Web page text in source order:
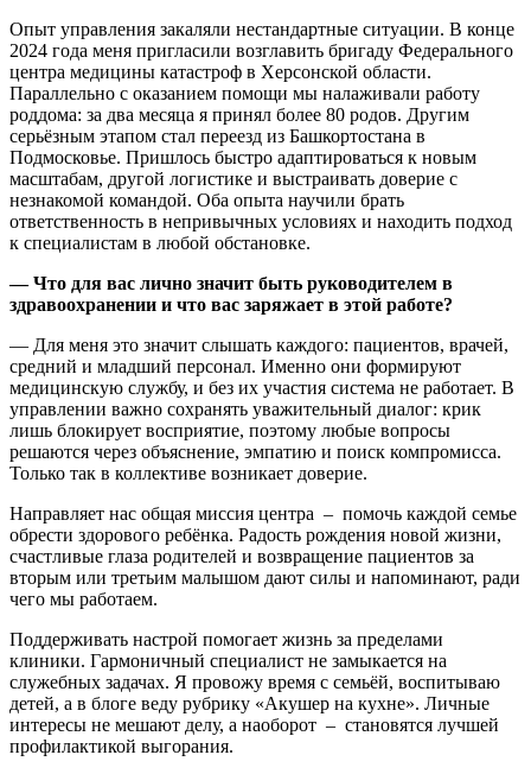
Опыт управления закаляли нестандартные ситуации. В конце
2024 года меня пригласили возглавить бригаду Федерального
центра медицины катастроф в Херсонской области.
Параллельно с оказанием помощи мы налаживали работу
роддома: за два месяца я принял более 80 родов. Другим
серьёзным этапом стал переезд из Башкортостана в
Подмосковье. Пришлось быстро адаптироваться к новым
масштабам, другой логистике и выстраивать доверие с
незнакомой командой. Оба опыта научили брать
ответственность в непривычных условиях и находить подход
к специалистам в любой обстановке.
— Что для вас лично значит быть руководителем в
здравоохранении и что вас заряжает в этой работе?
— Для меня это значит слышать каждого: пациентов, врачей,
средний и младший персонал. Именно они формируют
медицинскую службу, и без их участия система не работает. В
управлении важно сохранять уважительный диалог: крик
лишь блокирует восприятие, поэтому любые вопросы
решаются через объяснение, эмпатию и поиск компромисса.
Только так в коллективе возникает доверие.
Направляет нас общая миссия центра – помочь каждой семье
обрести здорового ребёнка. Радость рождения новой жизни,
счастливые глаза родителей и возвращение пациентов за
вторым или третьим малышом дают силы и напоминают, ради
чего мы работаем.
Поддерживать настрой помогает жизнь за пределами
клиники. Гармоничный специалист не замыкается на
служебных задачах. Я провожу время с семьёй, воспитываю
детей, а в блоге веду рубрику «Акушер на кухне». Личные
интересы не мешают делу, а наоборот – становятся лучшей
профилактикой выгорания.